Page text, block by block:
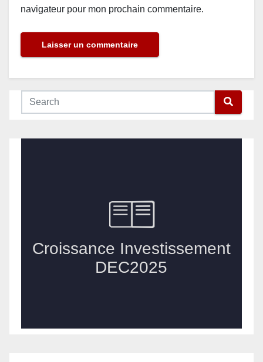
navigateur pour mon prochain commentaire.